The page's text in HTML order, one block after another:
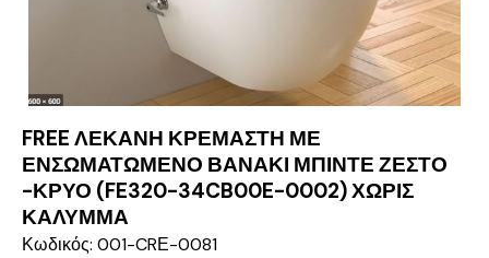
FREE ΛΕΚΑΝΗ ΚΡΕΜΑΣΤΗ ΜΕ
ΕΝΣΩΜΑΤΩΜΕΝΟ ΒΑΝΑΚΙ ΜΠΙΝΤΕ ΖΕΣΤΟ
-ΚΡΥΟ (FE320-34CB00E-0002) ΧΩΡΙΣ
ΚΑΛΥΜΜΑ
Κωδικός: 001-CRΕ-0081